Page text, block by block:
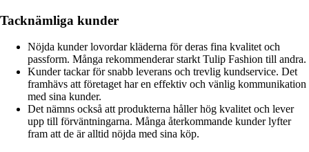
Tacknämliga kunder
Nöjda kunder lovordar kläderna för deras fina kvalitet och
passform. Många rekommenderar starkt Tulip Fashion till andra.
Kunder tackar för snabb leverans och trevlig kundservice. Det
framhävs att företaget har en effektiv och vänlig kommunikation
med sina kunder.
Det nämns också att produkterna håller hög kvalitet och lever
upp till förväntningarna. Många återkommande kunder lyfter
fram att de är alltid nöjda med sina köp.